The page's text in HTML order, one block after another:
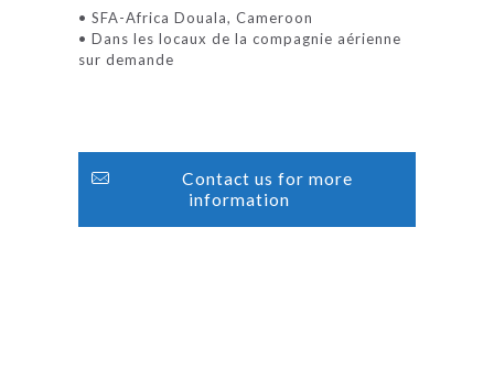
• SFA-Africa Douala, Cameroon
• Dans les locaux de la compagnie aérienne
sur demande
Contact us for more
information